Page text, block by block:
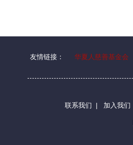
友情链接： 华夏人慈善基金会
联系我们 | 加入我们